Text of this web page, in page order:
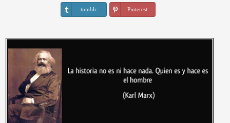
tumblr Pinterest